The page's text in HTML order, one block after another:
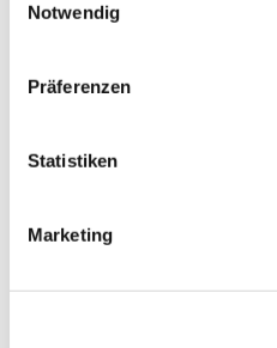
Notwendig
Präferenzen
Statistiken
Marketing